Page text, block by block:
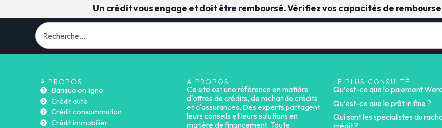
Un crédit vous engage et doit être remboursé. Vérifiez vos capacités de
A PROPOS
Banque en ligne
Crédit auto
Crédit consommation
Crédit immobilier
A PROPOS
Ce site est une référence en matière
d'offres de crédits, de rachat de crédits
et d'assurances. Des experts partagent
leurs conseils et leurs solutions en
matière de financement. Toute
LE PLUS CONSULTÉ
Qu’est-ce que le paiement
Qu’est-ce que le prêt in fine ?
Qui sont les spécialistes du
crédit ?